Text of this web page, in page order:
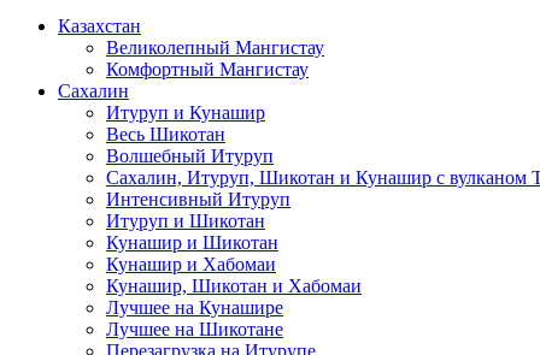
Казахстан
Великолепный Мангистау
Комфортный Мангистау
Сахалин
Итуруп и Кунашир
Весь Шикотан
Волшебный Итуруп
Сахалин, Итуруп, Шикотан и Кунашир с вулканом
Интенсивный Итуруп
Итуруп и Шикотан
Кунашир и Шикотан
Кунашир и Хабомаи
Кунашир, Шикотан и Хабомаи
Лучшее на Кунашире
Лучшее на Шикотане
Перезагрузка на Итурупе